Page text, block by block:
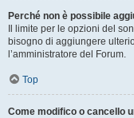
Perché non è possibile
Il limite per le opzioni del
bisogno di aggiungere
l’amministratore del Forum.
Top
Come modifico o cancello